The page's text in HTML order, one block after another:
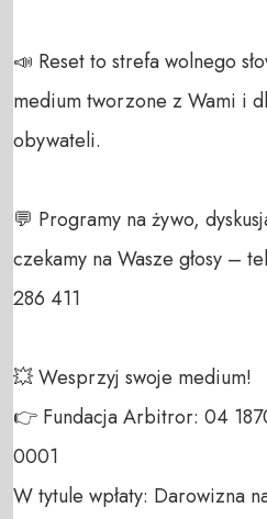
📣 Reset to strefa wolnego
medium tworzone z Wami i
obywateli.
💬 Programy na żywo,
czekamy na Wasze głosy –
286 411
💥 Wesprzyj swoje medium!
👉 Fundacja Arbitror: 04
0001
W tytule wpłaty: Darowizna